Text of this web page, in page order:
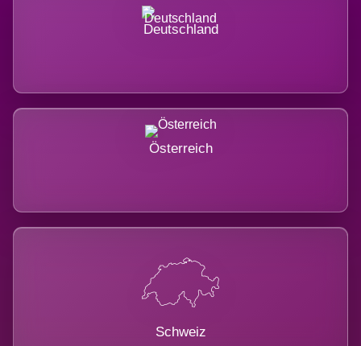
Deutschland
Österreich
Schweiz